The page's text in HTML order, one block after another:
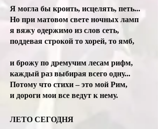
Я могла бы кроить, исцелять, петь...
Но при матовом свете ночных ламп
я вяжу одержимо из слов сеть,
поддевая строкой то хорей, то ямб,
и брожу по дремучим лесам рифм,
каждый раз выбирая всего одну...
Потому что стихи – это мой Рим,
и дороги мои все ведут к нему.
ЛЕТО СЕГОДНЯ